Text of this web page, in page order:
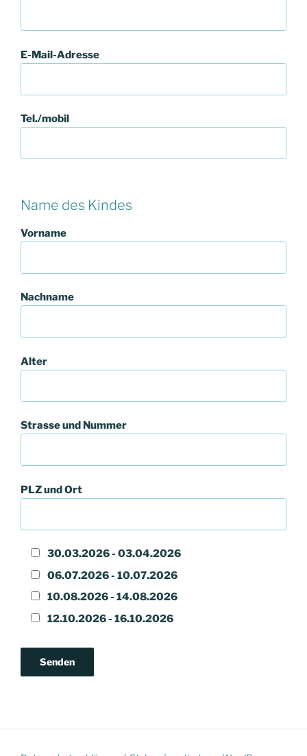
E-Mail-Adresse
Tel./mobil
Name des Kindes
Vorname
Nachname
Alter
Strasse und Nummer
PLZ und Ort
30.03.2026 - 03.04.2026
06.07.2026 - 10.07.2026
10.08.2026 - 14.08.2026
12.10.2026 - 16.10.2026